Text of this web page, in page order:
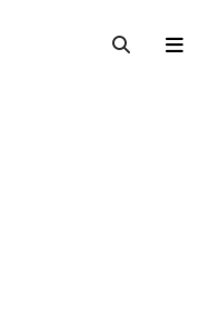
Open
Close
Suche